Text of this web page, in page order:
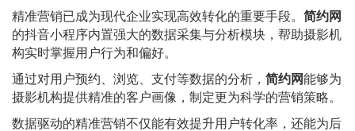
精准营销已成为现代企业实现高效转化的重要手段。 简约网
的抖音小程序内置强大的数据采集与分析模块，帮助摄影机
构实时掌握用户行为和偏好。
通过对用户预约、浏览、支付等数据的分析， 简约网能够为
摄影机构提供精准的客户画像，制定更为科学的营销策略。
数据驱动的精准营销不仅能有效提升用户转化率，还能为后